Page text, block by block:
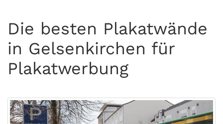
Die besten Plakatwände
in Gelsenkirchen für
Plakatwerbung